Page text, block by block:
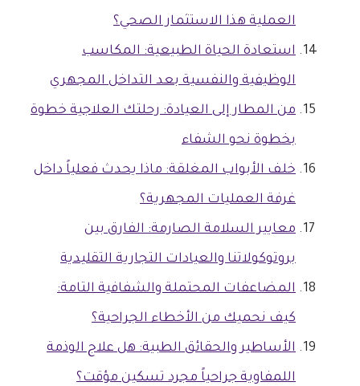
العملية هذا الاستثمار الصحي؟
استعادة الحياة الطبيعية: المكاسب
الوظيفية والنفسية بعد التداخل المجهري
من المطار إلى العيادة: رحلتك العلاجية خطوة
بخطوة نحو الشفاء
خلف الأبواب المغلقة: ماذا يحدث فعلياً داخل
غرفة العمليات المجهرية؟
معايير السلامة الصارمة: الفارق بين
بروتوكولاتنا والعيادات التجارية التقليدية
المضاعفات المحتملة والشفافية التامة:
كيف نحميك من الأخطاء الجراحية؟
الأساطير والحقائق الطبية: هل علاج الوذمة
اللمفاوية جراحياً مجرد تسكين مؤقت؟